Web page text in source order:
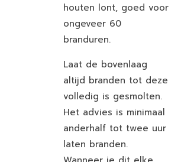
houten lont, goed voor
ongeveer 60
branduren.
Laat de bovenlaag
altijd branden tot deze
volledig is gesmolten.
Het advies is minimaal
anderhalf tot twee uur
laten branden.